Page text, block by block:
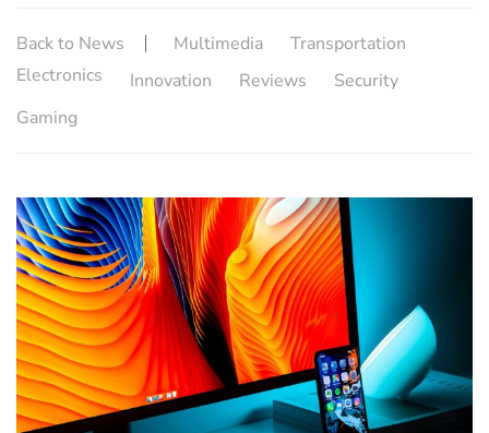
Back to News Multimedia
Transportation
Electronics
Innovation Reviews
Security
Gaming